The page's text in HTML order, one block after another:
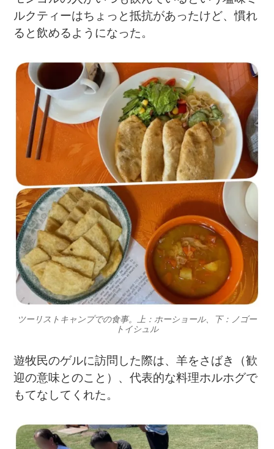
ルクティーはちょっと抵抗があったけど、慣れ
ると飲めるようになった。
ツーリストキャンプでの食事。上：ホーショール、下：ノゴー
トイシュル
遊牧民のゲルに訪問した際は、羊をさばき（歓
迎の意味とのこと）、代表的な料理ホルホグで
もてなしてくれた。